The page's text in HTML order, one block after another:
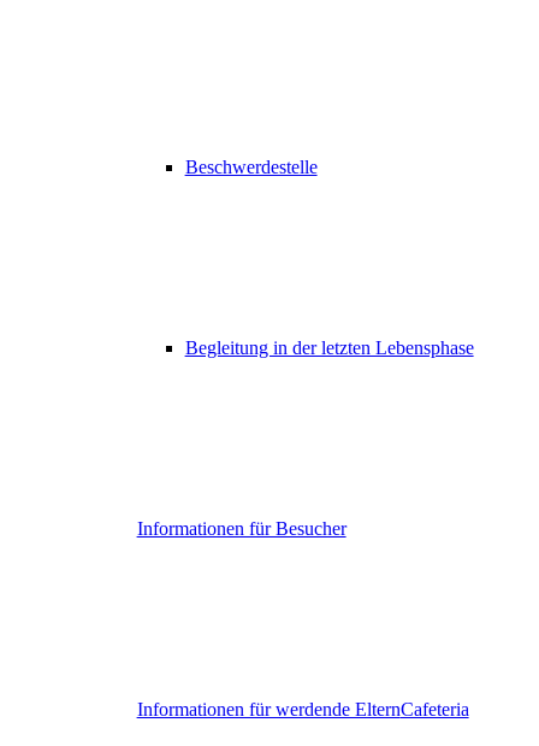
Beschwerdestelle
Begleitung in der letzten Lebensphase
Informationen für Besucher
Informationen für werdende ElternCafeteria